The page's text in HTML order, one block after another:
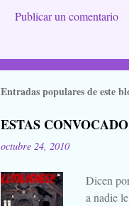
Publicar un comentario
Entradas populares de este
ESTAS
octubre 24, 2010
Dicen
a nadie